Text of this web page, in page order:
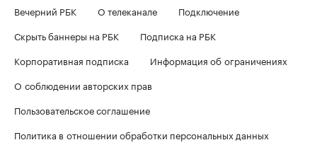
Вечерний РБК
О телеканале
Подключение
Скрыть баннеры на РБК
Подписка на РБК
Корпоративная подписка
Информация об ограничениях
О соблюдении авторских прав
Пользовательское соглашение
Политика в отношении обработки персональных данных